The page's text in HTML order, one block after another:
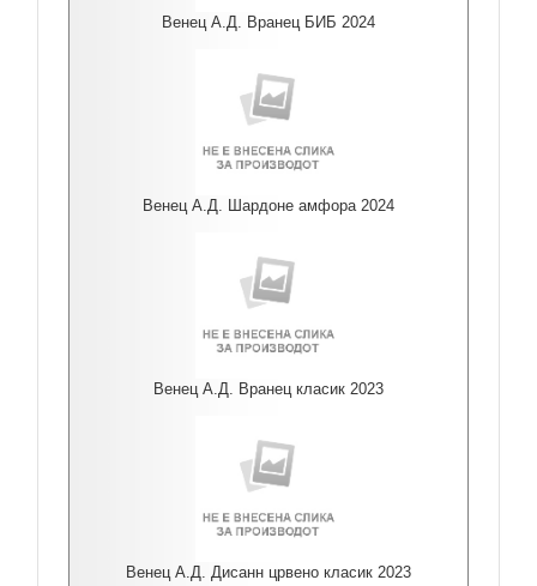
Венец А.Д. Вранец БИБ 2024
Венец А.Д. Шардоне амфора 2024
Венец А.Д. Вранец класик 2023
Венец А.Д. Дисанн црвено класик 2023